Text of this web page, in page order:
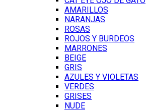
AMARILLOS
NARANJAS
ROSAS
ROJOS Y BURDEOS
MARRONES
BEIGE
GRIS
AZULES Y VIOLETAS
VERDES
GRISES
NUDE